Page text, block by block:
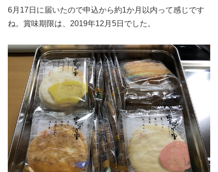
6月17日に届いたので申込から約1か月以内って感じです
ね。賞味期限は、2019年12月5日でした。